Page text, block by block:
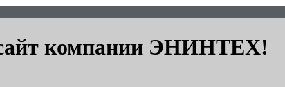
компании ЭНИНТЕХ!